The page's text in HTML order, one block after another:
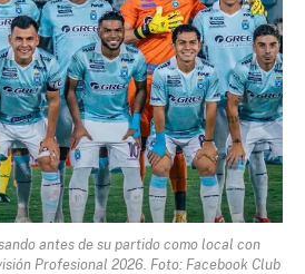
antes de su partido como local con
Profesional 2026. Foto: Facebook Club